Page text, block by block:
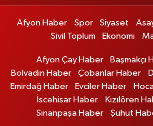
Afyon Haber Spor Siyaset
Sivil Toplum
Ekonomi
Afyon Çay Haber Başmakçı
Bolvadin Haber
Çobanlar Haber
Emirdağ Haber
Evciler Haber
İscehisar Haber
Kızılören
Sinanpaşa Haber
Şuhut